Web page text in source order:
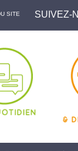
SITE SUIVEZ-